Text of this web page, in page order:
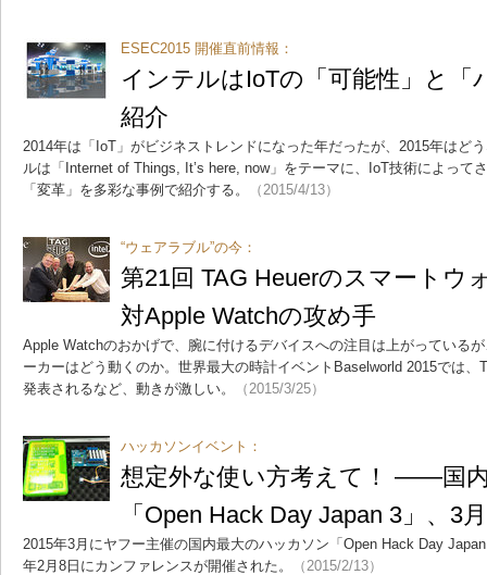
ESEC2015 開催直前情報：
インテルはIoTの「可能性」と「
紹介
2014年は「IoT」がビジネストレンドになった年だったが、2015年は
ルは「Internet of Things, It’s here, now」をテーマに、IoT技術によって
「変革」を多彩な事例で紹介する。
（2015/4/13）
“ウェアラブル”の今：
第21回 TAG Heuerのスマートウ
対Apple Watchの攻め手
Apple Watchのおかげで、腕に付けるデバイスへの注目は上がっている
ーカーはどう動くのか。世界最大の時計イベントBaselworld 2015では、
発表されるなど、動きが激しい。
（2015/3/25）
ハッカソンイベント：
想定外な使い方考えて！ ――国
「Open Hack Day Japan 3」、3
2015年3月にヤフー主催の国内最大のハッカソン「Open Hack Day
年2月8日にカンファレンスが開催された。
（2015/2/13）